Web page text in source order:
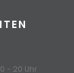
- 20 Uhr